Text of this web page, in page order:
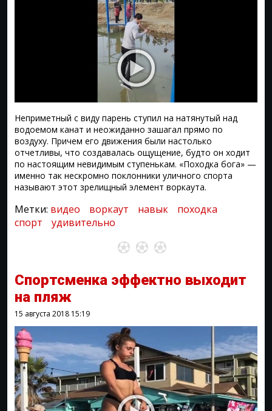
Неприметный с виду парень ступил на натянутый над
водоемом канат и неожиданно зашагал прямо по
воздуху. Причем его движения были настолько
отчетливы, что создавалась ощущение, будто он ходит
по настоящим невидимым ступенькам. «Походка бога» —
именно так нескромно поклонники уличного спорта
называют этот зрелищный элемент воркаута.
Метки: видео воркаут навык
походка
спорт
удивительно
Спортсменка эффектно выходит
на пляж
15 августа 2018 15:19